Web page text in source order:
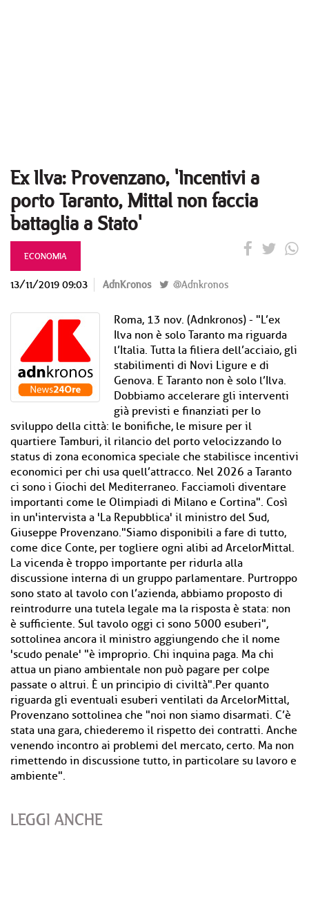
Ex Ilva: Provenzano, 'Incentivi a
porto Taranto, Mittal non faccia
battaglia a Stato'
ECONOMIA
13/11/2019 09:03 AdnKronos @Adnkronos
Roma, 13 nov. (Adnkronos) - "L’ex
Ilva non è solo Taranto ma riguarda
l’Italia. Tutta la filiera dell’acciaio, gli
stabilimenti di Novi Ligure e di
Genova. E Taranto non è solo l’Ilva.
Dobbiamo accelerare gli interventi
già previsti e finanziati per lo
sviluppo della città: le bonifiche, le misure per il
quartiere Tamburi, il rilancio del porto velocizzando lo
status di zona economica speciale che stabilisce incentivi
economici per chi usa quell’attracco. Nel 2026 a Taranto
ci sono i Giochi del Mediterraneo. Facciamoli diventare
importanti come le Olimpiadi di Milano e Cortina". Così
in un'intervista a 'La Repubblica' il ministro del Sud,
Giuseppe Provenzano."Siamo disponibili a fare di tutto,
come dice Conte, per togliere ogni alibi ad ArcelorMittal.
La vicenda è troppo importante per ridurla alla
discussione interna di un gruppo parlamentare. Purtroppo
sono stato al tavolo con l’azienda, abbiamo proposto di
reintrodurre una tutela legale ma la risposta è stata: non
è sufficiente. Sul tavolo oggi ci sono 5000 esuberi",
sottolinea ancora il ministro aggiungendo che il nome
'scudo penale' "è improprio. Chi inquina paga. Ma chi
attua un piano ambientale non può pagare per colpe
passate o altrui. È un principio di civiltà".Per quanto
riguarda gli eventuali esuberi ventilati da ArcelorMittal,
Provenzano sottolinea che "noi non siamo disarmati. C’è
stata una gara, chiederemo il rispetto dei contratti. Anche
venendo incontro ai problemi del mercato, certo. Ma non
rimettendo in discussione tutto, in particolare su lavoro e
ambiente".
LEGGI ANCHE